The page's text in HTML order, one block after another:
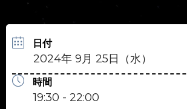
日付
2024年 9月 25日（水）
時間
19:30 - 22:00